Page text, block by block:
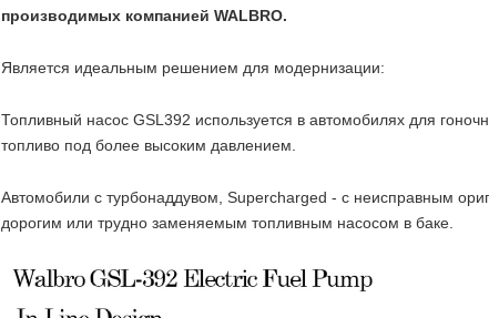
производимых компанией WALBRO.
Является идеальным решением для модернизации:
Топливный насос GSL392 используется в автомобилях для
топливо под более высоким давлением.
Автомобили с турбонаддувом, Supercharged - с неисправным
дорогим или трудно заменяемым топливным насосом в баке.